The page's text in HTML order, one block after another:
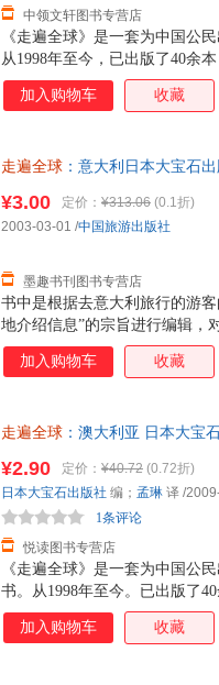
《走遍全球》是一套为中国公
从1998年至今，已出版了40余
要国家和地区。在不断推出新
册也尽可能在两三年内更新改
中领文轩图书专营店
加入购物车 收藏
走遍全球 ：意大利日本大宝石
书中是根据去意大利旅行的游
地介绍信息”的宗旨进行编辑，
收费情况等进行了调查，但由
有些许出入，所以会有信息变
¥3.00 定价： ¥313.06 (0.1折)
墨趣书刊图书专营店
2003-03-01 /中国旅游出版社
加入购物车 收藏
走遍全球 ：澳大利亚 日本大宝
《走遍全球》是一套为中国公
书。从1998年至今。已出版了
各主要国家和地区。在不断推
的分册也尽可能在两三年内更
¥2.90 定价： ¥40.72 (0.72折)
悦读图书专营店
1条评论
日本大宝石出版社 编； 孟琳 译 /
加入购物车 收藏